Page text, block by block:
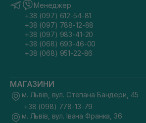
Менеджер
+38 (097) 612-54-81
+38 (097) 788-12-88
+38 (097) 983-41-20
+38 (068) 693-46-00
+38 (068) 951-22-86
МАГАЗИНИ
м. Львів, вул. Степана Бандери, 45
+38 (098) 778-13-79
м. Львів, вул. Івана Франка, 36